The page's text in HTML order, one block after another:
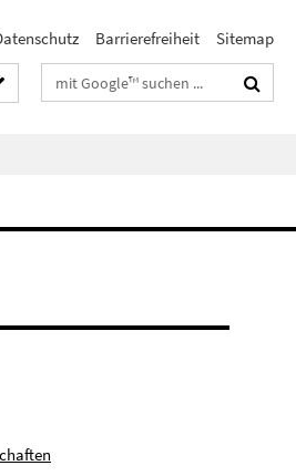
Barrierefreiheit Sitemap
Suchbegriffe